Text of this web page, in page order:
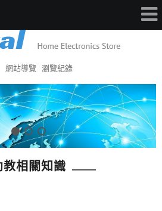
網站導覽 瀏覽紀錄
教相關知識